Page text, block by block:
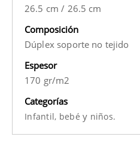
26.5 cm/ 26.5 cm
Composición
Dúplex soporte no tejido
Espesor
170 gr/m2
Categorías
Infantil, bebéy niños.